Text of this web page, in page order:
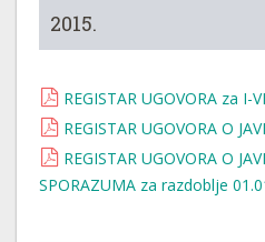
2015.
REGISTAR UGOVORA za I-
REGISTAR UGOVORA O
REGISTAR UGOVORA O
SPORAZUMA za razdoblje